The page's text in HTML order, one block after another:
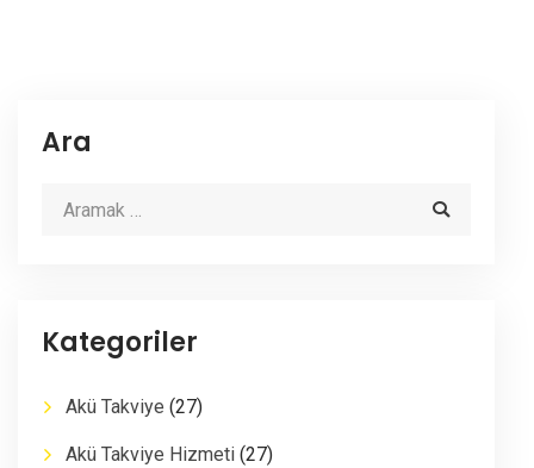
Ara
Kategoriler
Akü Takviye (27)
Akü Takviye Hizmeti (27)